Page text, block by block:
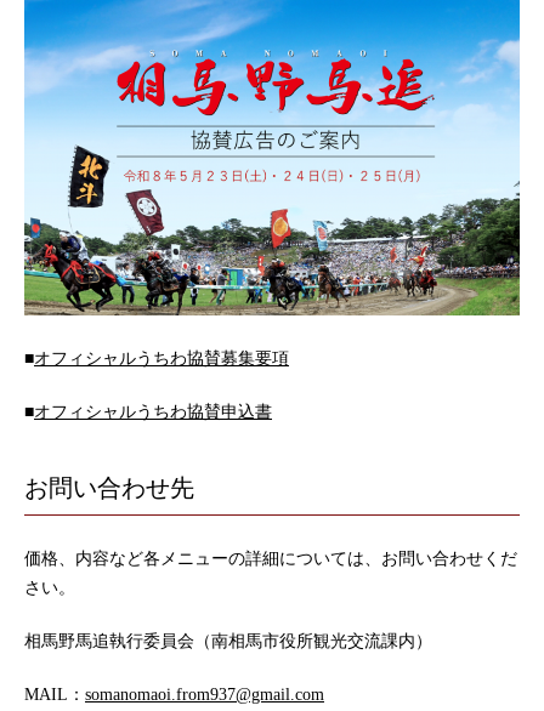
スケジュール
お知らせ
観覧チケットの購入
ご支援のお願い
■オフィシャルうちわ協賛募集要項
■オフィシャルうちわ協賛申込書
お問い合わせ先
価格、内容など各メニューの詳細については、お問い合わせくだ
さい。
相馬野馬追執行委員会（南相馬市役所観光交流課内）
MAIL： somanomaoi.from937@gmail.com